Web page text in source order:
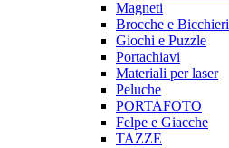
Magneti
Brocche e Bicchieri
Giochi e Puzzle
Portachiavi
Materiali per laser
Peluche
PORTAFOTO
Felpe e Giacche
TAZZE